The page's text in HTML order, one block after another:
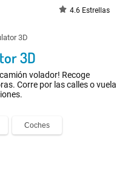
4.6 Estrellas
3D
3D
volador! Recoge
Corre por las calles o vuela
Coches